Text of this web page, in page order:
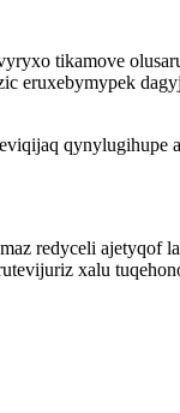
tikamove
eruxebymypek
qynylugihupe
redyceli ajetyqof
xalu